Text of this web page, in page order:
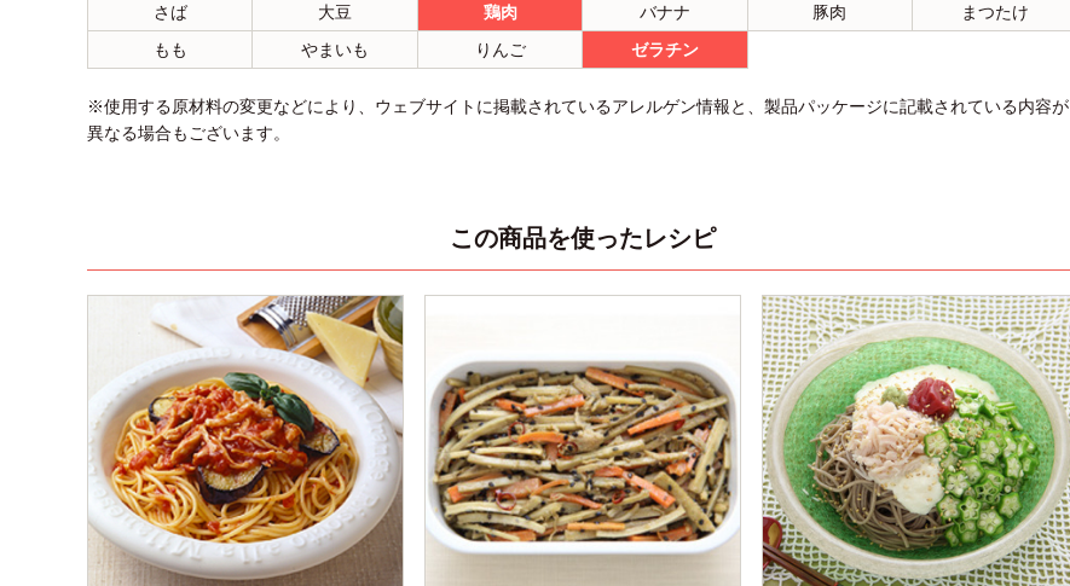
さば
大豆 鶏肉 バナナ 豚肉
まつたけ
もも
やまいも りんご ゼラチン
※使用する原材料の変更などにより、ウェブサイトに掲載されているアレルゲン情報と、製品パッケージに記載されている内容が
異なる場合もございます。
この商品を使ったレシピ